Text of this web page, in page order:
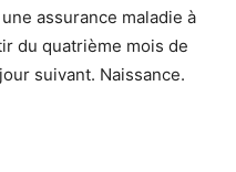
assurance maladie à
du quatrième mois de
suivant. Naissance.